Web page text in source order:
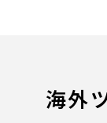
海外